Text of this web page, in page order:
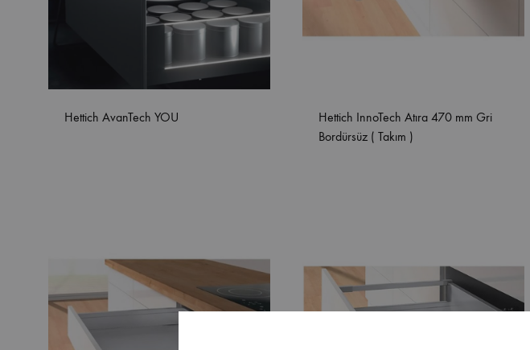
Hettich AvanTech YOU
Hettich InnoTech Atıra 470 mm Gri
Bordürsüz ( Takım )